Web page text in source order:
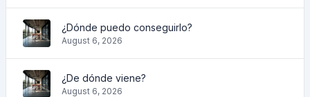
¿Dónde puedo conseguirlo?
August 6, 2026
¿De dónde viene?
August 6, 2026